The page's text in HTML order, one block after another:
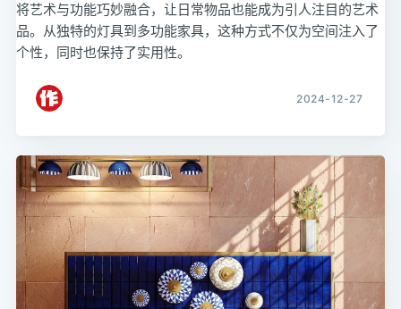
将艺术与功能巧妙融合，让日常物品也能成为引人注目的艺术
品。从独特的灯具到多功能家具，这种方式不仅为空间注入了
个性，同时也保持了实用性。
2024-12-27